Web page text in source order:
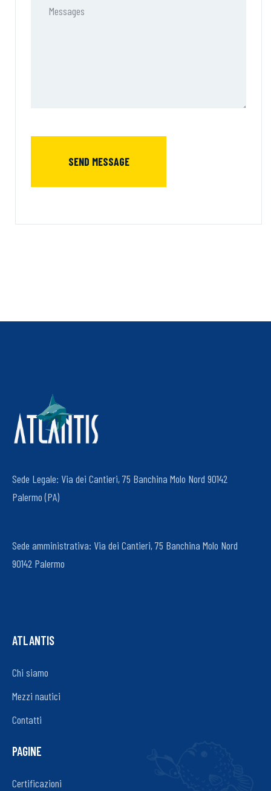
SEND MESSAGE
Sede Legale: Via dei Cantieri, 75 Banchina Molo Nord 90142
Palermo (PA)
Sede amministrativa: Via dei Cantieri, 75 Banchina Molo Nord
90142 Palermo
ATLANTIS
Chi siamo
Mezzi nautici
Contatti
PAGINE
Certificazioni